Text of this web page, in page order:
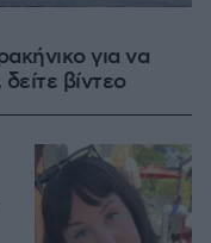
για να
βίντεο